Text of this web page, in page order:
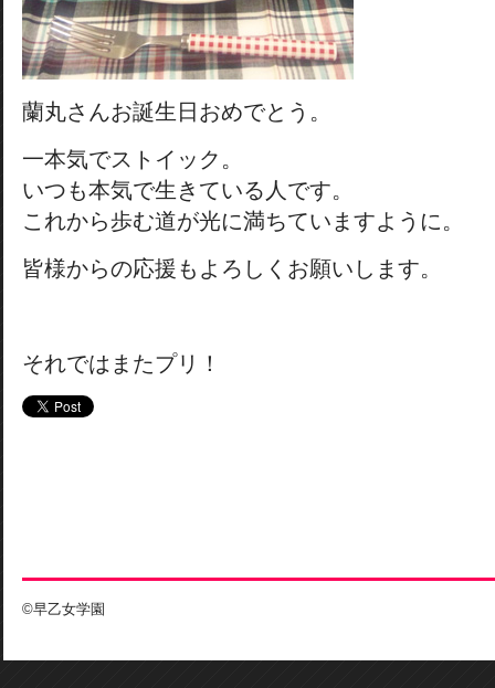
蘭丸さんお誕生日おめでとう。
一本気でストイック。
いつも本気で生きている人です。
これから歩む道が光に満ちていますように。
皆様からの応援もよろしくお願いします。
それではまたプリ！
©早乙女学園